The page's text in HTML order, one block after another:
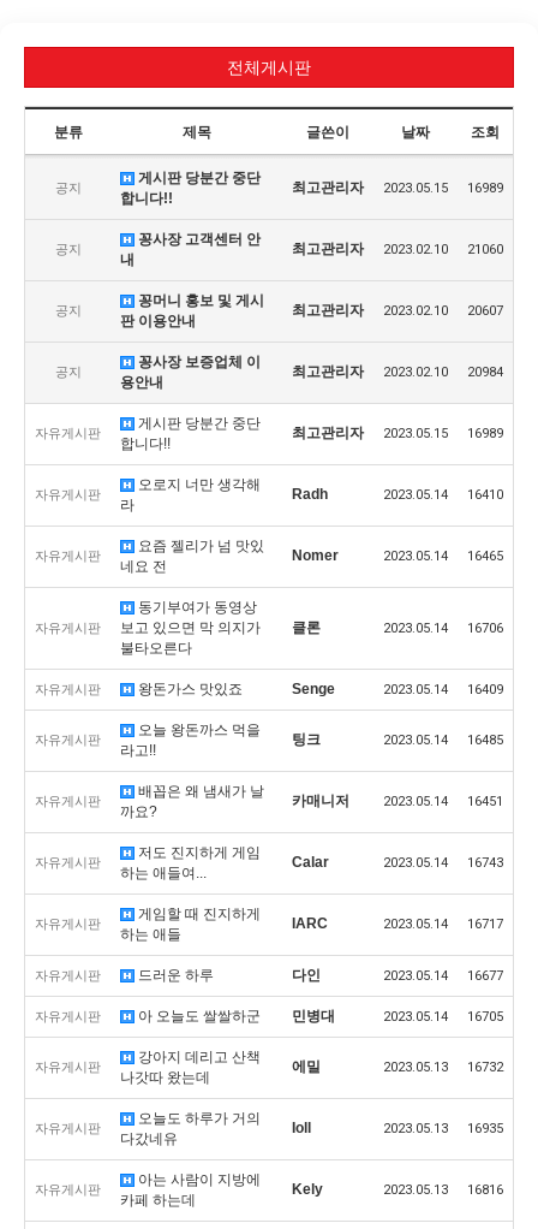
전체게시판
분류 제목 글쓴이 날짜 조회
공지
게시판 당분간 중단
합니다!!
최고관리자 2023.05.15 16989
공지
꽁사장 고객센터 안
내
최고관리자 2023.02.10 21060
공지
꽁머니 홍보 및 게시
판 이용안내
최고관리자 2023.02.10 20607
공지
꽁사장 보증업체 이
용안내
최고관리자 2023.02.10 20984
자유게시판
게시판 당분간 중단
합니다!!
최고관리자 2023.05.15 16989
자유게시판
오로지 너만 생각해
라
Radh 2023.05.14 16410
자유게시판
요즘 젤리가 넘 맛있
네요 전
Nomer 2023.05.14 16465
자유게시판
동기부여가 동영상
보고 있으면 막 의지가
불타오른다
클론 2023.05.14 16706
자유게시판 왕돈가스 맛있죠 Senge 2023.05.14 16409
자유게시판
오늘 왕돈까스 먹을
라고!!
팅크 2023.05.14 16485
자유게시판
배꼽은 왜 냄새가 날
까요?
카매니저 2023.05.14 16451
자유게시판
저도 진지하게 게임
하는 애들여...
Calar 2023.05.14 16743
자유게시판
게임할 때 진지하게
하는 애들
IARC 2023.05.14 16717
자유게시판 드러운 하루 다인 2023.05.14 16677
자유게시판 아 오늘도 쌀쌀하군 민병대 2023.05.14 16705
자유게시판
강아지 데리고 산책
나갓따 왔는데
에밀 2023.05.13 16732
자유게시판
오늘도 하루가 거의
다갔네유
Ioll 2023.05.13 16935
자유게시판
아는 사람이 지방에
카페 하는데
Kely 2023.05.13 16816